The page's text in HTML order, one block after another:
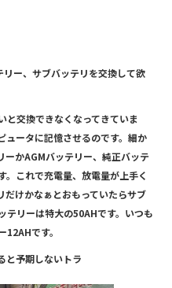
ー、サブバッテリを交換して欲
と交換できなくなってきていま
ュータに記憶させるのです。細か
かAGMバッテリー、純正バッテ
。これで充電量、放電量が上手く
だけかなぁとおもっていたらサブ
テリーは特大の50AHです。いつも
です。
と予期しないトラ